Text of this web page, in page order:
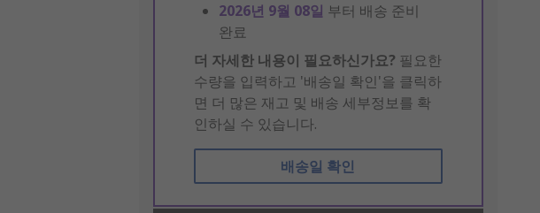
2026년 9월 08일 부터 배송 준비
완료
더 자세한 내용이 필요하신가요? 필요한
수량을 입력하고 '배송일 확인'을 클릭하
면 더 많은 재고 및 배송 세부정보를 확
인하실 수 있습니다.
배송일 확인